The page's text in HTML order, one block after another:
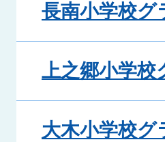
長南小学校グ
上之郷小学校
大木小学校グ